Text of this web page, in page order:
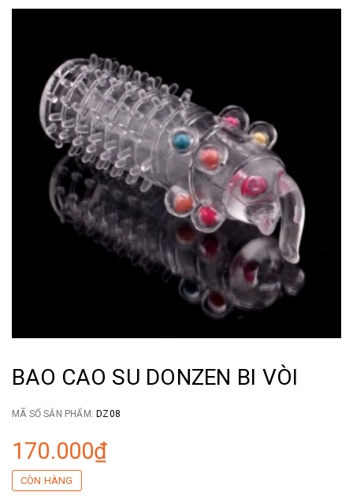
BAO CAO SU DONZEN BI VÒI
MÃ SỐ SẢN PHẨM: DZ08
170.000₫
CÒN HÀNG